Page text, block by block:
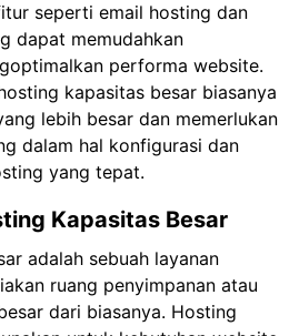
seperti email hosting dan
dapat memudahkan
performa website.
kapasitas besar biasanya
lebih besar dan memerlukan
dalam hal konfigurasi dan
yang tepat.
Kapasitas Besar
adalah sebuah layanan
ruang penyimpanan atau
dari biasanya. Hosting